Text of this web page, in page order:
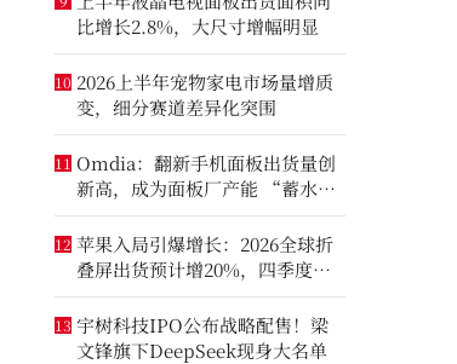
比增长2.8%，大尺寸增幅明显
10 2026上半年宠物家电市场量增质
变，细分赛道差异化突围
11 Omdia：翻新手机面板出货量创
新高，成为面板厂产能 “蓄水
池”
12 苹果入局引爆增长：2026全球折
叠屏出货预计增20%，四季度成
全年销量关键窗口
13 宇树科技IPO公布战略配售！梁
文锋旗下DeepSeek现身大名单